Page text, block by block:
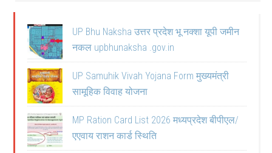
UP Bhu Naksha उत्तर प्रदेश भू नक्शा यूपी जमीन
नकल upbhunaksha .gov.in
UP Samuhik Vivah Yojana Form मुख्यमंत्री
सामूहिक विवाह योजना
MP Ration Card List 2026 मध्यप्रदेश बीपीएल/
एएवाय राशन कार्ड स्थिति